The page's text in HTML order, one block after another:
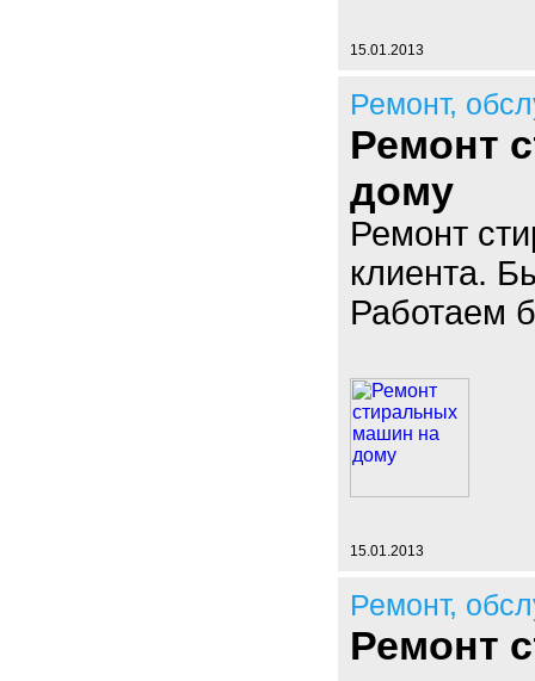
15.01.2013
Ремонт,
Ремонт
дому
Ремонт
клиента.
Работаем
15.01.2013
Ремонт,
Ремонт